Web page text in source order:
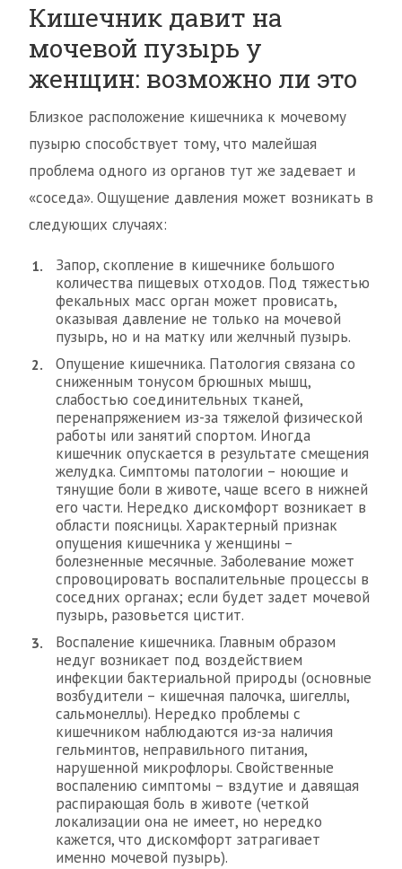
Кишечник давит на
мочевой пузырь у
женщин: возможно ли это
Близкое расположение кишечника к мочевому
пузырю способствует тому, что малейшая
проблема одного из органов тут же задевает и
«соседа». Ощущение давления может возникать в
следующих случаях:
Запор, скопление в кишечнике большого
количества пищевых отходов. Под тяжестью
фекальных масс орган может провисать,
оказывая давление не только на мочевой
пузырь, но и на матку или желчный пузырь.
Опущение кишечника. Патология связана со
сниженным тонусом брюшных мышц,
слабостью соединительных тканей,
перенапряжением из-за тяжелой физической
работы или занятий спортом. Иногда
кишечник опускается в результате смещения
желудка. Симптомы патологии – ноющие и
тянущие боли в животе, чаще всего в нижней
его части. Нередко дискомфорт возникает в
области поясницы. Характерный признак
опущения кишечника у женщины –
болезненные месячные. Заболевание может
спровоцировать воспалительные процессы в
соседних органах; если будет задет мочевой
пузырь, разовьется цистит.
Воспаление кишечника. Главным образом
недуг возникает под воздействием
инфекции бактериальной природы (основные
возбудители – кишечная палочка, шигеллы,
сальмонеллы). Нередко проблемы с
кишечником наблюдаются из-за наличия
гельминтов, неправильного питания,
нарушенной микрофлоры. Свойственные
воспалению симптомы – вздутие и давящая
распирающая боль в животе (четкой
локализации она не имеет, но нередко
кажется, что дискомфорт затрагивает
именно мочевой пузырь).